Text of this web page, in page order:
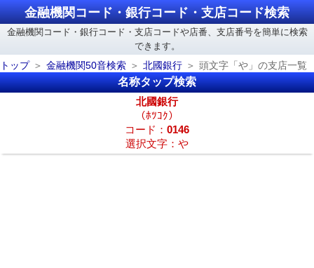
金融機関コード・銀行コード・支店コード検索
金融機関コード・銀行コード・支店コードや店番、支店番号を簡単に検索
できます。
トップ
金融機関50音検索 北國銀行 頭文字「や」の支店一覧
名称タップ検索
北國銀行
（ﾎﾂｺｸ）
コード： 0146
選択文字：や